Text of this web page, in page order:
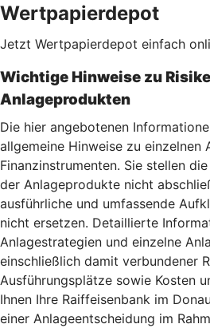
Wertpapierdepot
Jetzt Wertpapierdepot einfach
Wichtige Hinweise zu
Anlageprodukten
Die hier angebotenen
allgemeine Hinweise zu einzelnen
Finanzinstrumenten. Sie stellen
der Anlageprodukte nicht
ausführliche und umfassende
nicht ersetzen. Detaillierte
Anlagestrategien und einzelne
einschließlich damit verbundener
Ausführungsplätze sowie Kosten
Ihnen Ihre Raiffeisenbank im
einer Anlageentscheidung im